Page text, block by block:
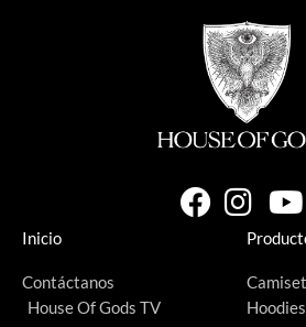
Inicio
Contáctanos
House Of Gods TV
Hoodies